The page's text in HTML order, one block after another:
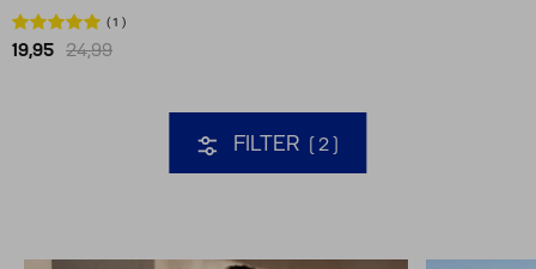
1
19,95 24,99
FILTER 2